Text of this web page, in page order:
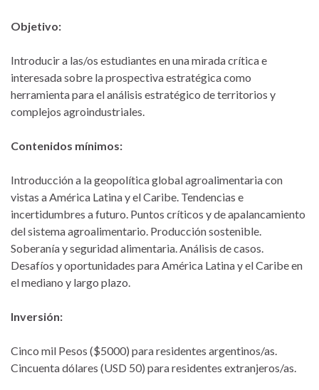
Objetivo:
Introducir a las/os estudiantes en una mirada crítica e
interesada sobre la prospectiva estratégica como
herramienta para el análisis estratégico de territorios y
complejos agroindustriales.
Contenidos mínimos:
Introducción a la geopolítica global agroalimentaria con
vistas a América Latina y el Caribe. Tendencias e
incertidumbres a futuro. Puntos críticos y de apalancamiento
del sistema agroalimentario. Producción sostenible.
Soberanía y seguridad alimentaria. Análisis de casos.
Desafíos y oportunidades para América Latina y el Caribe en
el mediano y largo plazo.
Inversión:
Cinco mil Pesos ($5000) para residentes argentinos/as.
Cincuenta dólares (USD 50) para residentes extranjeros/as.